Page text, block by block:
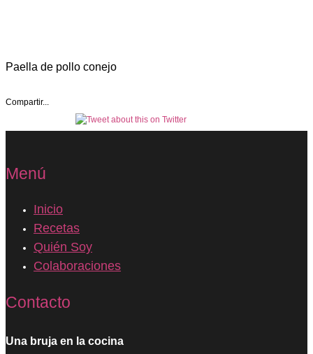
Paella de pollo conejo
Compartir...
Menú
Inicio
Recetas
Quién Soy
Colaboraciones
Contacto
Una bruja en la cocina